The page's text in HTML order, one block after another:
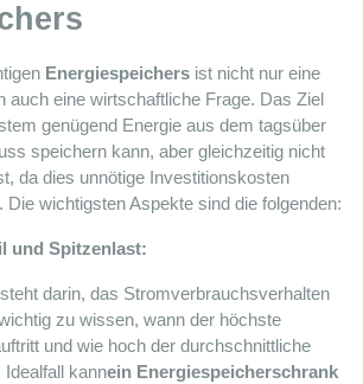
Energiespeichers ist nicht nur eine
auch eine wirtschaftliche Frage. Das Ziel
genügend Energie aus dem tagsüber
speichern kann, aber gleichzeitig nicht
da dies unnötige Investitionskosten
wichtigsten Aspekte sind die folgenden:
und Spitzenlast:
darin, das Stromverbrauchsverhalten
zu wissen, wann der höchste
und wie hoch der durchschnittliche
Idealfall kannein Energiespeicherschrank